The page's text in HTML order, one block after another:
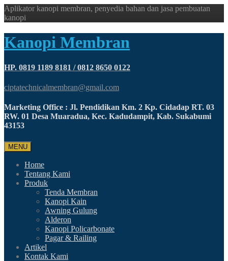
Aplikator kanopi membran, penyedia bahan dan jasa pembuatan
kanopi
Kanopi Membran
HP. 0819 1189 8181 / 0812 8650 0122
ciptatechnicalmembran@gmail.com
Marketing Office : Jl. Pendidikan Km. 2 Kp. Cidadap RT. 03
RW. 01 Desa Muaradua, Kec. Kadudampit, Kab. Sukabumi
43153
MENU
Home
Tentang Kami
Produk
Tenda Membran
Kanopi Kain
Awning Gulung
Alderon
Kanopi Policarbonate
Pagar & Railing
Artikel
Kontak Kami